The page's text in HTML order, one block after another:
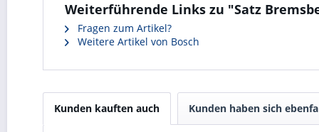
Weiterführende Links zu "Satz
Fragen zum Artikel?
Weitere Artikel von Bosch
Kunden kauften auch Kunden haben sich